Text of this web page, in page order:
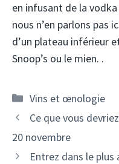
en infusant de la
nous n’en parlons pas
d’un plateau inférieur
Snoop’s ou le mien. .
Catégories
Vins et œnologie
Navigation
des
Ce que vous
20 novembre
Entrez dans le plus